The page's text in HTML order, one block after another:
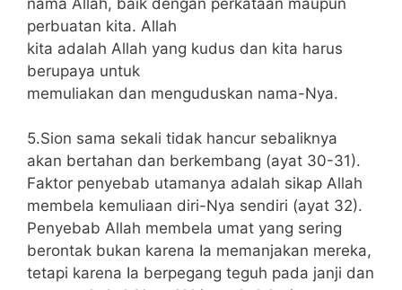
perbuatan kita. Allah
kita adalah Allah yang kudus dan kita harus
berupaya untuk
memuliakan dan menguduskan nama-Nya.
5.Sion sama sekali tidak hancur sebaliknya
akan bertahan dan berkembang (ayat 30-31).
Faktor penyebab utamanya adalah sikap Allah
membela kemuliaan diri-Nya sendiri (ayat 32).
Penyebab Allah membela umat yang sering
berontak bukan karena Ia memanjakan mereka,
tetapi karena Ia berpegang teguh pada janji dan